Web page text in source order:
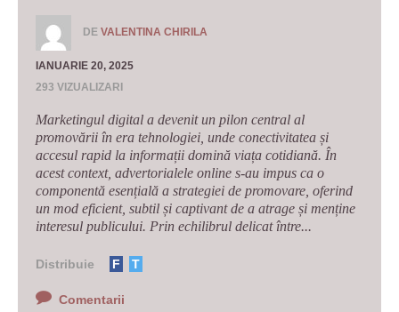
DE VALENTINA CHIRILA
IANUARIE 20, 2025
293 VIZUALIZARI
Marketingul digital a devenit un pilon central al
promovării în era tehnologiei, unde conectivitatea și
accesul rapid la informații domină viața cotidiană. În
acest context, advertorialele online s-au impus ca o
componentă esențială a strategiei de promovare, oferind
un mod eficient, subtil și captivant de a atrage și menține
interesul publicului. Prin echilibrul delicat între...
Distribuie F T
Comentarii